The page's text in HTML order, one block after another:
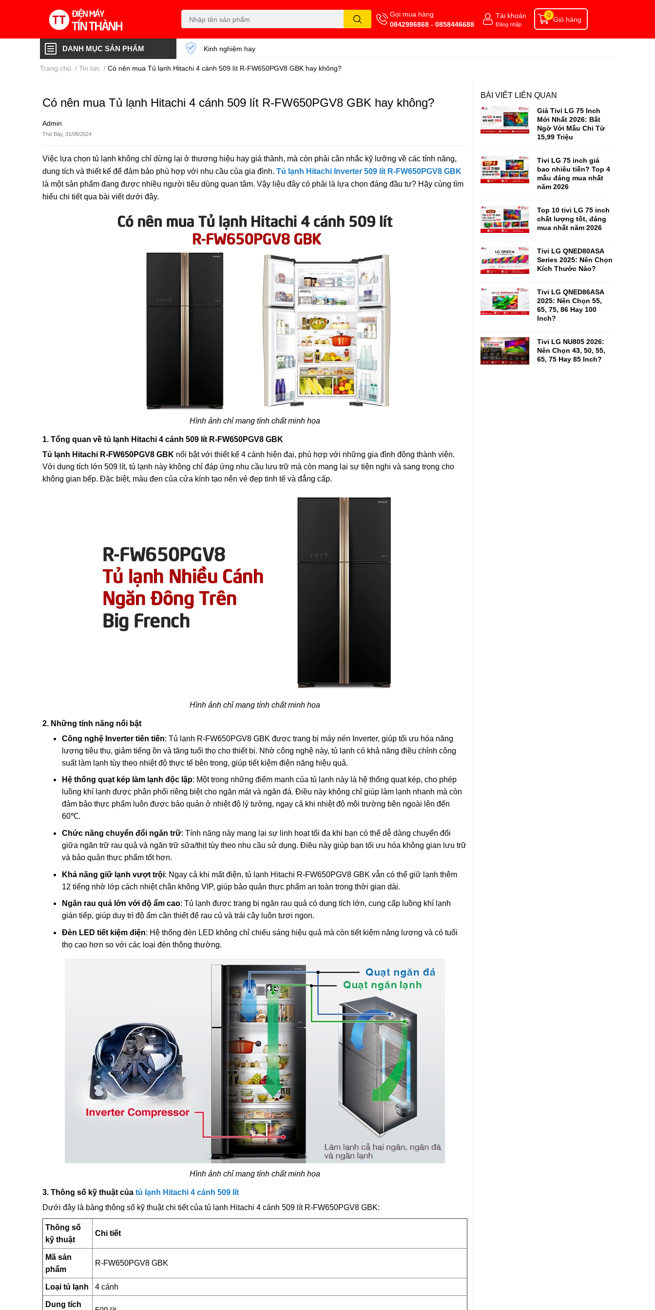
Gọi mua hàng
0842986868 - 0858446688
Tài khoản
Đăng nhập
Giỏ hàng
0
DANH MỤC SẢN PHẨM Kinh nghiệm hay
Trang chủ / Tin tức / Có nên mua Tủ lạnh Hitachi 4 cánh 509 lít R-FW650PGV8 GBK hay không?
Có nên mua Tủ lạnh Hitachi 4 cánh 509 lít R-FW650PGV8 GBK hay không?
Admin
Thứ Bảy, 31/08/2024
Việc lựa chọn tủ lạnh không chỉ dừng lại ở thương hiệu hay giá thành, mà còn phải cân nhắc kỹ lưỡng về các tính năng,
dung tích và thiết kế để đảm bảo phù hợp với nhu cầu của gia đình. Tủ lạnh Hitachi Inverter 509 lít R-FW650PGV8 GBK
là một sản phẩm đang được nhiều người tiêu dùng quan tâm. Vậy liệu đây có phải là lựa chọn đáng đầu tư? Hãy cùng tìm
hiểu chi tiết qua bài viết dưới đây.
Hình ảnh chỉ mang tính chất minh họa
1. Tổng quan về tủ lạnh Hitachi 4 cánh 509 lít R-FW650PGV8 GBK
Tủ lạnh Hitachi R-FW650PGV8 GBK nổi bật với thiết kế 4 cánh hiện đại, phù hợp với những gia đình đông thành viên.
Với dung tích lớn 509 lít, tủ lạnh này không chỉ đáp ứng nhu cầu lưu trữ mà còn mang lại sự tiện nghi và sang trọng cho
không gian bếp. Đặc biệt, màu đen của cửa kính tạo nên vẻ đẹp tinh tế và đẳng cấp.
Hình ảnh chỉ mang tính chất minh họa
2. Những tính năng nổi bật
Công nghệ Inverter tiên tiến: Tủ lạnh R-FW650PGV8 GBK được trang bị máy nén Inverter, giúp tối ưu hóa năng
lượng tiêu thụ, giảm tiếng ồn và tăng tuổi thọ cho thiết bị. Nhờ công nghệ này, tủ lạnh có khả năng điều chỉnh công
suất làm lạnh tùy theo nhiệt độ thực tế bên trong, giúp tiết kiệm điện năng hiệu quả.
Hệ thống quạt kép làm lạnh độc lập: Một trong những điểm mạnh của tủ lạnh này là hệ thống quạt kép, cho phép
luồng khí lạnh được phân phối riêng biệt cho ngăn mát và ngăn đá. Điều này không chỉ giúp làm lạnh nhanh mà còn
đảm bảo thực phẩm luôn được bảo quản ở nhiệt độ lý tưởng, ngay cả khi nhiệt độ môi trường bên ngoài lên đến
60℃.
Chức năng chuyển đổi ngăn trữ: Tính năng này mang lại sự linh hoạt tối đa khi bạn có thể dễ dàng chuyển đổi
giữa ngăn trữ rau quả và ngăn trữ sữa/thịt tùy theo nhu cầu sử dụng. Điều này giúp bạn tối ưu hóa không gian lưu trữ
và bảo quản thực phẩm tốt hơn.
Khả năng giữ lạnh vượt trội: Ngay cả khi mất điện, tủ lạnh Hitachi R-FW650PGV8 GBK vẫn có thể giữ lạnh thêm
12 tiếng nhờ lớp cách nhiệt chân không VIP, giúp bảo quản thực phẩm an toàn trong thời gian dài.
Ngăn rau quả lớn với độ ẩm cao: Tủ lạnh được trang bị ngăn rau quả có dung tích lớn, cung cấp luồng khí lạnh
gián tiếp, giúp duy trì độ ẩm cần thiết để rau củ và trái cây luôn tươi ngon.
Đèn LED tiết kiệm điện: Hệ thống đèn LED không chỉ chiếu sáng hiệu quả mà còn tiết kiệm năng lượng và có tuổi
thọ cao hơn so với các loại đèn thông thường.
Hình ảnh chỉ mang tính chất minh họa
3. Thông số kỹ thuật của tủ lạnh Hitachi 4 cánh 509 lít
Dưới đây là bảng thông số kỹ thuật chi tiết của tủ lạnh Hitachi 4 cánh 509 lít R-FW650PGV8 GBK:
Thông số
kỹ thuật
Chi tiết
Mã sản
phẩm
R-FW650PGV8 GBK
Loại tủ lạnh 4 cánh
Dung tích
BÀI VIẾT LIÊN QUAN
Giá Tivi LG 75 Inch
Mới Nhất 2026: Bất
Ngờ Với Mẫu Chỉ Từ
15,99 Triệu
Tivi LG 75 inch giá
bao nhiêu tiền? Top 4
mẫu đáng mua nhất
năm 2026
Top 10 tivi LG 75 inch
chất lượng tốt, đáng
mua nhất năm 2026
Tivi LG QNED80ASA
Series 2025: Nên Chọn
Kích Thước Nào?
Tivi LG QNED86ASA
2025: Nên Chọn 55,
65, 75, 86 Hay 100
Inch?
Tivi LG NU805 2026:
Nên Chọn 43, 50, 55,
65, 75 Hay 85 Inch?